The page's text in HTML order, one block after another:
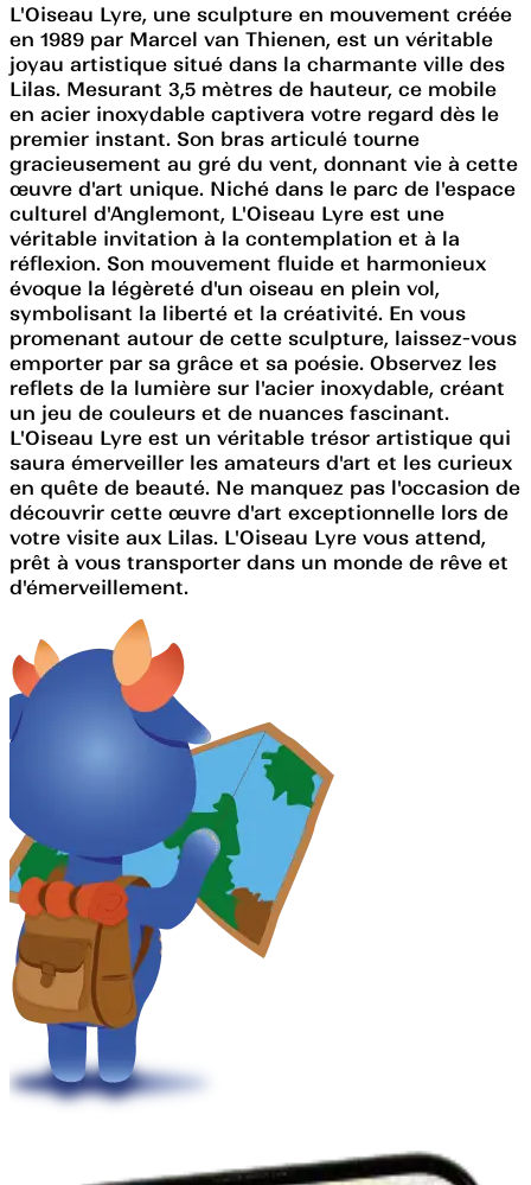
L'Oiseau Lyre, une sculpture en mouvement créée
en 1989 par Marcel van Thienen, est un véritable
joyau artistique situé dans la charmante ville des
Lilas. Mesurant 3,5 mètres de hauteur, ce mobile
en acier inoxydable captivera votre regard dès le
premier instant. Son bras articulé tourne
gracieusement au gré du vent, donnant vie à cette
œuvre d'art unique. Niché dans le parc de l'espace
culturel d'Anglemont, L'Oiseau Lyre est une
véritable invitation à la contemplation et à la
réflexion. Son mouvement fluide et harmonieux
évoque la légèreté d'un oiseau en plein vol,
symbolisant la liberté et la créativité. En vous
promenant autour de cette sculpture, laissez-vous
emporter par sa grâce et sa poésie. Observez les
reflets de la lumière sur l'acier inoxydable, créant
un jeu de couleurs et de nuances fascinant.
L'Oiseau Lyre est un véritable trésor artistique qui
saura émerveiller les amateurs d'art et les curieux
en quête de beauté. Ne manquez pas l'occasion de
découvrir cette œuvre d'art exceptionnelle lors de
votre visite aux Lilas. L'Oiseau Lyre vous attend,
prêt à vous transporter dans un monde de rêve et
d'émerveillement.